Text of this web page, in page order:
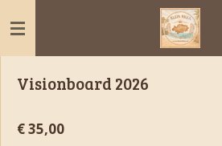
direct
naar
deVisionboard 2026
€ 35,00